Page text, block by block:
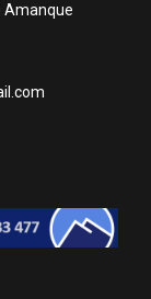
Amanque